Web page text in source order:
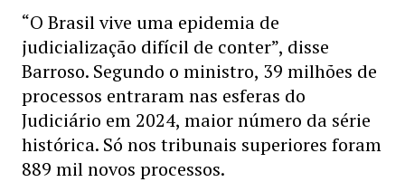
“O Brasil vive uma epidemia de
judicialização difícil de conter”, disse
Barroso. Segundo o ministro, 39 milhões de
processos entraram nas esferas do
Judiciário em 2024, maior número da série
histórica. Só nos tribunais superiores foram
889 mil novos processos.